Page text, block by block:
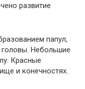
развитие
папул,
головы. Небольшие
Красные
и конечностях.